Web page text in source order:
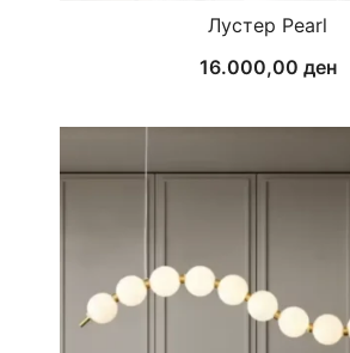
Лустер Pearl
16.000,00 ден